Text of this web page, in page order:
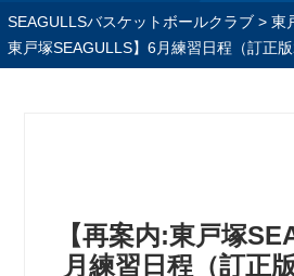
SEAGULLSバスケットボールクラブ> 東
東戸塚SEAGULLS】6月練習日程（訂正版
【再案内:東戸塚
月練習日程（訂正